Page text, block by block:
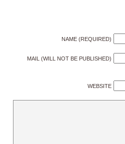
NAME (REQUIRED)
MAIL (WILL NOT BE PUBLISHED)
WEBSITE